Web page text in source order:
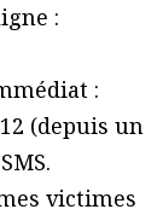
:
:
(depuis un
victimes